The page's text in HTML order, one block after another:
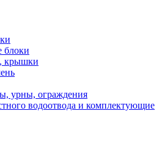
блоки
крышки
урны, ограждения
водоотвода и комплектующие